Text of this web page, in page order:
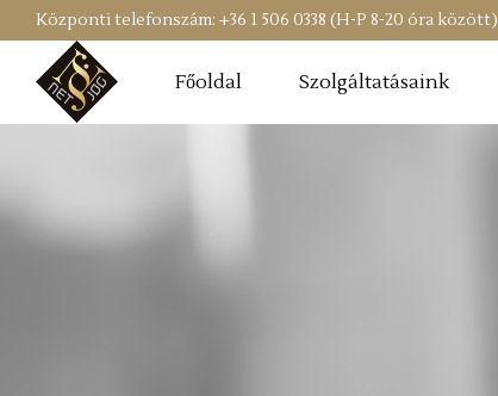
Központi telefonszám: +36 1 506 0338 (H-P 8-20 óra között)
Főoldal Szolgáltatásaink